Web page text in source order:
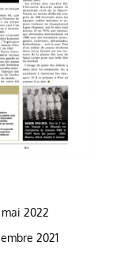
2022
2021